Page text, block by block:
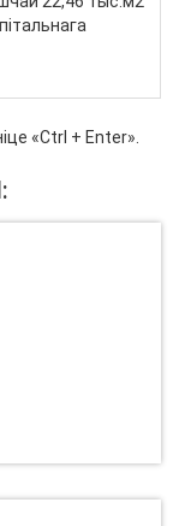
«Ctrl + Enter».